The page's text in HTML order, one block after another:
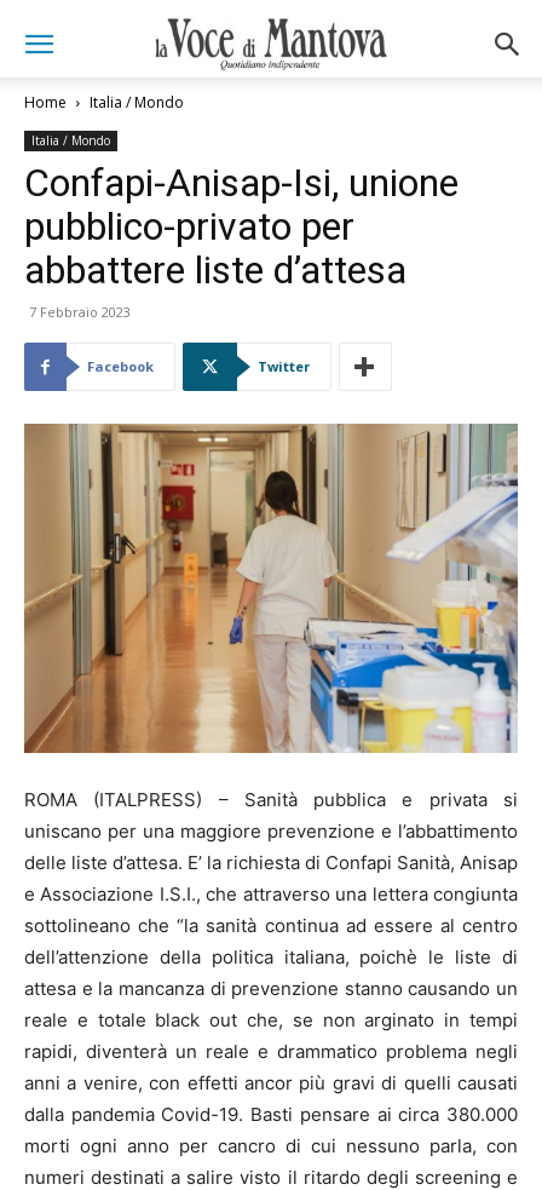
Home Italia / Mondo
Italia / Mondo
Confapi-Anisap-Isi, unione
pubblico-privato per
abbattere liste d’attesa
7 Febbraio 2023
Facebook Twitter
ROMA (ITALPRESS) – Sanità pubblica e privata si
uniscano per una maggiore prevenzione e l’abbattimento
delle liste d’attesa. E’ la richiesta di Confapi Sanità, Anisap
e Associazione I.S.I., che attraverso una lettera congiunta
sottolineano che “la sanità continua ad essere al centro
dell’attenzione della politica italiana, poichè le liste di
attesa e la mancanza di prevenzione stanno causando un
reale e totale black out che, se non arginato in tempi
rapidi, diventerà un reale e drammatico problema negli
anni a venire, con effetti ancor più gravi di quelli causati
dalla pandemia Covid-19. Basti pensare ai circa 380.000
morti ogni anno per cancro di cui nessuno parla, con
numeri destinati a salire visto il ritardo degli screening e